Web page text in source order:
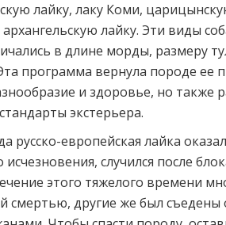
лайку, лаку Коми,
архангельскую лайку. Эти виды
в длине морды, размеру
программа вернула породе ее
и здоровье, но также
экстерьера.
русско-европейская лайка
исчезновения, случился после
этого тяжелого времени
смертью, другие же был съедены